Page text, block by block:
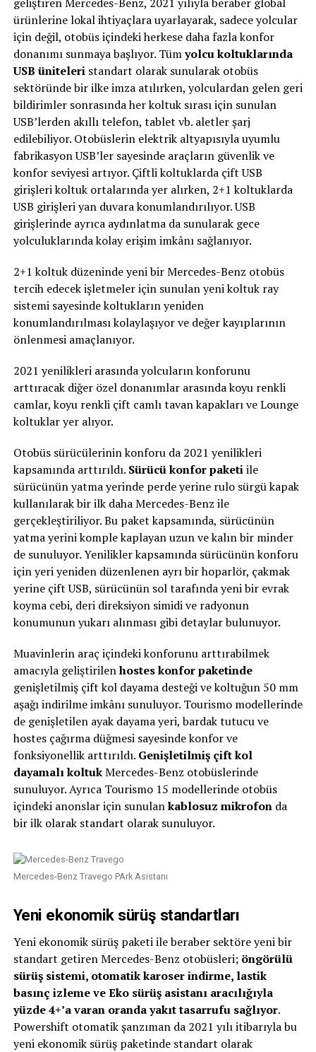
ürünlerine lokal ihtiyaçlara uyarlayarak, sadece yolcular
için değil, otobüs içindeki herkese daha fazla konfor
donanımı sunmaya başlıyor. Tümyolcu koltuklarında
USB üniteleristandart olarak sunularak otobüs
sektöründe bir ilke imza atılırken, yolculardan gelen geri
bildirimler sonrasında her koltuk sırası için sunulan
USB’lerden akıllı telefon, tablet vb. aletler şarj
edilebiliyor. Otobüslerin elektrik altyapısıyla uyumlu
fabrikasyon USB’ler sayesinde araçların güvenlik ve
konfor seviyesi artıyor. Çiftli koltuklarda çift USB
girişleri koltuk ortalarında yer alırken, 2+1 koltuklarda
USB girişleri yan duvara konumlandırılıyor. USB
girişlerinde ayrıca aydınlatma da sunularak gece
yolculuklarında kolay erişim imkânı sağlanıyor.
2+1 koltuk düzeninde yeni bir Mercedes-Benz otobüs
tercih edecek işletmeler için sunulan yeni koltuk ray
sistemi sayesinde koltukların yeniden
konumlandırılması kolaylaşıyor ve değer kayıplarının
önlenmesi amaçlanıyor.
2021 yenilikleri arasında yolcuların konforunu
arttıracak diğer özel donanımlar arasında koyu renkli
camlar, koyu renkli çift camlı tavan kapakları ve Lounge
koltuklar yer alıyor.
Otobüs sürücülerinin konforu da 2021 yenilikleri
kapsamında arttırıldı. Sürücü konfor paketiile
sürücünün yatma yerinde perde yerine rulo sürgü kapak
kullanılarak bir ilk daha Mercedes-Benz ile
gerçekleştiriliyor. Bu paket kapsamında, sürücünün
yatma yerini komple kaplayan uzun ve kalın bir minder
de sunuluyor. Yenilikler kapsamında sürücünün konforu
için yeri yeniden düzenlenen ayrı bir hoparlör, çakmak
yerine çift USB, sürücünün sol tarafında yeni bir evrak
koyma cebi, deri direksiyon simidi ve radyonun
konumunun yukarı alınması gibi detaylar bulunuyor.
Muavinlerin araç içindeki konforunu arttırabilmek
amacıyla geliştirilenhostes konfor paketinde
genişletilmiş çift kol dayama desteği ve koltuğun 50 mm
aşağı indirilme imkânı sunuluyor. Tourismo modellerinde
de genişletilen ayak dayama yeri, bardak tutucu ve
hostes çağırma düğmesi sayesinde konfor ve
fonksiyonellik arttırıldı. Genişletilmiş çift kol
dayamalı koltukMercedes-Benz otobüslerinde
sunuluyor. Ayrıca Tourismo 15 modellerinde otobüs
içindeki anonslar için sunulankablosuz mikrofonda
bir ilk olarak standart olarak sunuluyor.
Mercedes-Benz Travego PArk Asistanı
Yeni ekonomik sürüş standartları
Yeni ekonomik sürüş paketi ile beraber sektöre yeni bir
standart getiren Mercedes-Benz otobüsleri; öngörülü
sürüş sistemi, otomatik karoser indirme, lastik
basınç izleme ve Eko sürüş asistanı aracılığıyla
yüzde 4+’a varan oranda yakıt tasarrufu sağlıyor.
Powershift otomatik şanzıman da 2021 yılı itibarıyla bu
yeni ekonomik sürüş paketinde standart olarak